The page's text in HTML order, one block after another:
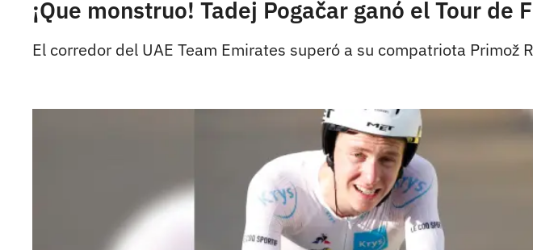
¡Que monstruo! Tadej Pogačar ganó el Tour de
El corredor del UAE Team Emirates superó a su compatriota Primož